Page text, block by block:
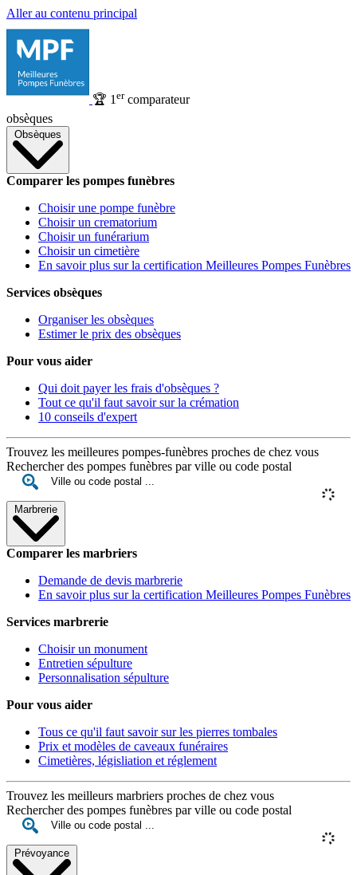
Aller au contenu principal
🏆 1 ercomparateur
obsèques
Obsèques
Comparer les pompes funèbres
Choisir une pompe funèbre
Choisir un crematorium
Choisir un funérarium
Choisir un cimetière
En savoir plus sur la certification Meilleures Pompes Funèbres
Services obsèques
Organiser les obsèques
Estimer le prix des obsèques
Pour vous aider
Qui doit payer les frais d'obsèques ?
Tout ce qu'il faut savoir sur la crémation
10 conseils d'expert
Trouvez les meilleures pompes-funèbres proches de chez vous
Rechercher des pompes funèbres par ville ou code postal
Marbrerie
Comparer les marbriers
Demande de devis marbrerie
En savoir plus sur la certification Meilleures Pompes Funèbres
Services marbrerie
Choisir un monument
Entretien sépulture
Personnalisation sépulture
Pour vous aider
Tous ce qu'il faut savoir sur les pierres tombales
Prix et modèles de caveaux funéraires
Cimetières, législiation et réglement
Trouvez les meilleurs marbriers proches de chez vous
Rechercher des pompes funèbres par ville ou code postal
Prévoyance